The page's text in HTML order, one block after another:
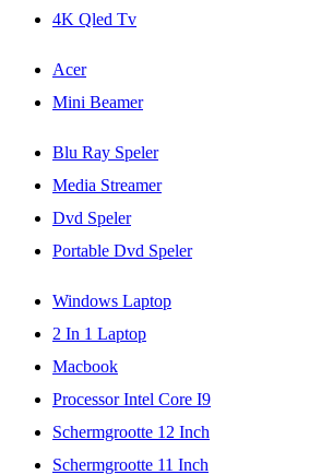
4K Qled Tv
Acer
Mini Beamer
Blu Ray Speler
Media Streamer
Dvd Speler
Portable Dvd Speler
Windows Laptop
2 In 1 Laptop
Macbook
Processor Intel Core I9
Schermgrootte 12 Inch
Schermgrootte 11 Inch